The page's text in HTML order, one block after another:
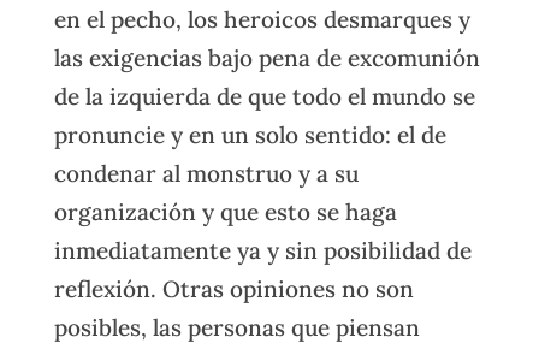
en el pecho, los heroicos desmarques y
las exigencias bajo pena de excomunión
de la izquierda de que todo el mundo se
pronuncie y en un solo sentido: el de
condenar al monstruo y a su
organización y que esto se haga
inmediatamente ya y sin posibilidad de
reflexión. Otras opiniones no son
posibles, las personas que piensan